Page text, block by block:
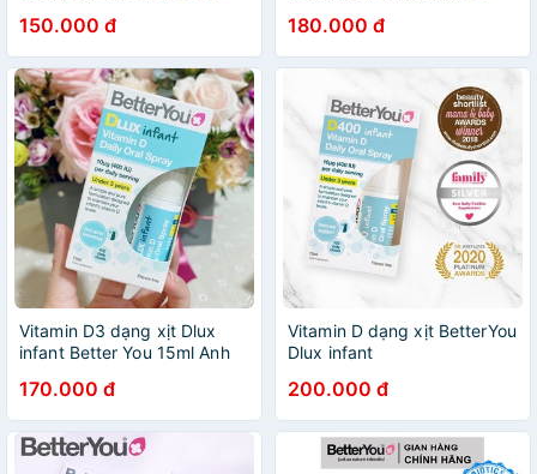
150.000 đ 180.000 đ
Vitamin D3 dạng xịt Dlux
infant Better You 15ml Anh
xương răng khoẻ mạnh
170.000 đ
Vitamin D dạng xịt BetterYou
Dlux infant
200.000 đ